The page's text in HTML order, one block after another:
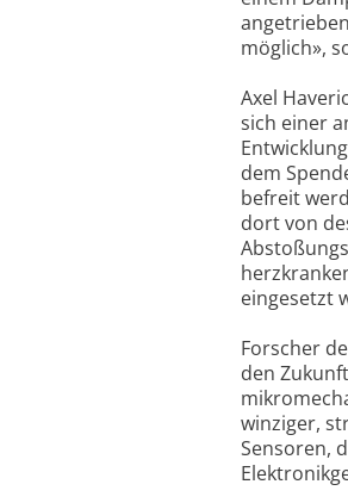
möglich»,
Axel
sich einer
dem
befreit
dort von
eingesetzt
Forscher
den
winziger,
Sensoren,